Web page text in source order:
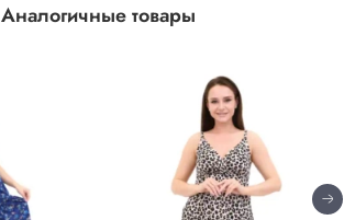
Аналогичные товары